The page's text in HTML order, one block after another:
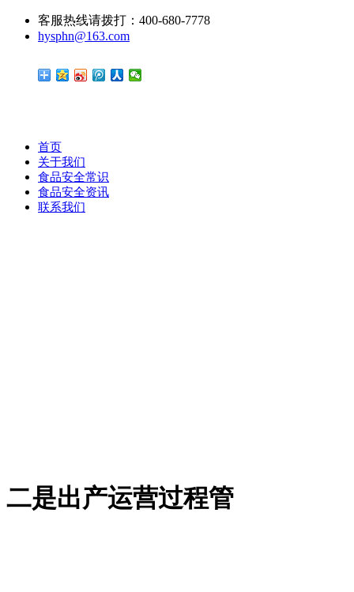
客服热线请拨打：400-680-7778
hysphn@163.com
首页
关于我们
食品安全常识
食品安全资讯
联系我们
二是出产运营过程管